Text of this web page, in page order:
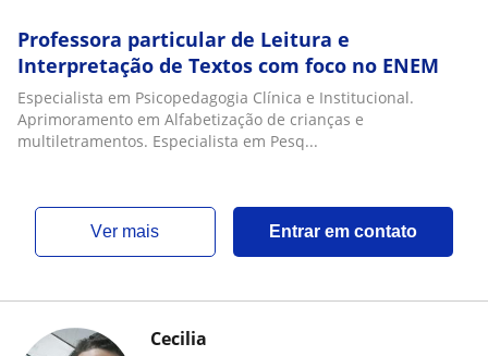
Professora particular de Leitura e
Interpretação de Textos com foco no ENEM
Especialista em Psicopedagogia Clínica e Institucional.
Aprimoramento em Alfabetização de crianças e
multiletramentos. Especialista em Pesq...
ver mais Entrar em contato
Cecilia